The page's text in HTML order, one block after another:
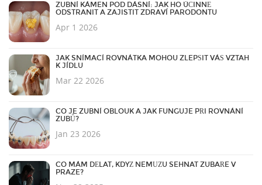
ZUBNÍ KÁMEN POD DÁSNÍ: JAK HO ÚČINNĚ
ODSTRANIT A ZAJISTIT ZDRAVÍ PARODONTU
Apr 1 2026
JAK SNÍMACÍ ROVNÁTKA MOHOU ZLEPŠIT VÁŠ VZTAH
K JÍDLU
Mar 22 2026
CO JE ZUBNÍ OBLOUK A JAK FUNGUJE PŘI ROVNÁNÍ
ZUBŮ?
Jan 23 2026
CO MÁM DĚLAT, KDYŽ NEMŮŽU SEHNAT ZUBAŘE V
PRAZE?